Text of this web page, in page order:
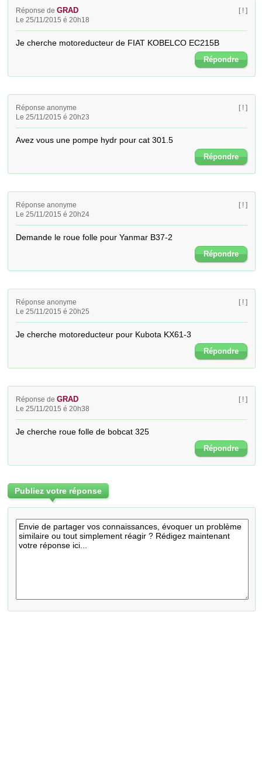
Réponse deGRAD
Le 25/11/2015 é 20h18
[ ! ]
Je cherche motoreducteur de FIAT KOBELCO EC215B
Répondre
Réponse anonyme
Le 25/11/2015 é 20h23
[ ! ]
Avez vous une pompe hydr pour cat 301.5
Répondre
Réponse anonyme
Le 25/11/2015 é 20h24
[ ! ]
Demande le roue folle pour Yanmar B37-2
Répondre
Réponse anonyme
Le 25/11/2015 é 20h25
[ ! ]
Je cherche motoreducteur pour Kubota KX61-3
Répondre
Réponse deGRAD
Le 25/11/2015 é 20h38
[ ! ]
Je cherche roue folle de bobcat 325
Répondre
Publiez votre réponse